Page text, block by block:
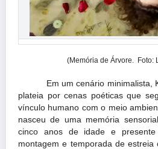
(Memória de Árvore. Foto:
Em um cenário minimalista,
plateia por cenas poéticas que
vínculo humano com o meio
nasceu de uma memória
cinco anos de idade e
montagem e temporada de